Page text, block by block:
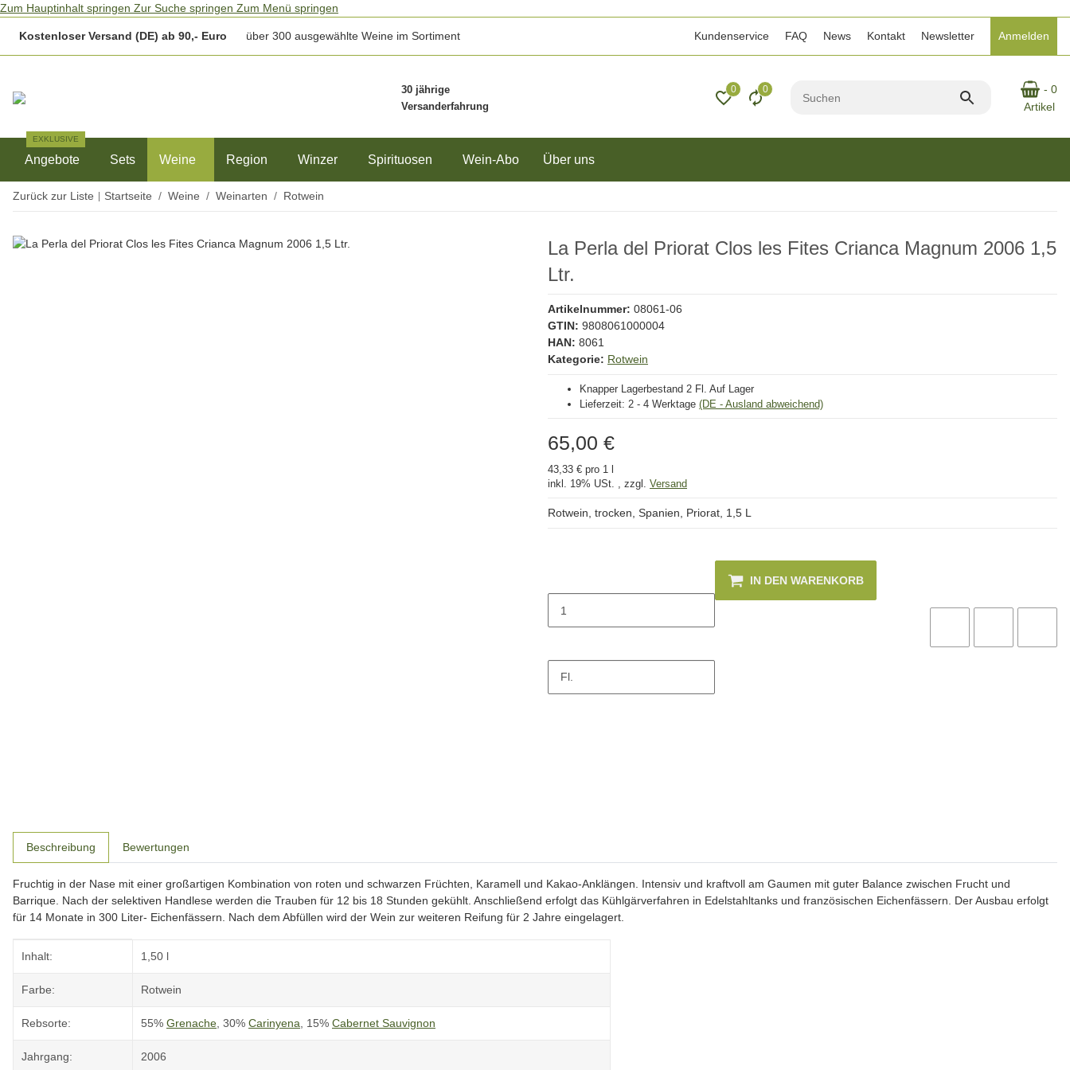
Zum Hauptinhalt springen Zur Suche springen Zum Menü springen
Kostenloser Versand (DE) ab 90,- Euro über 300 ausgewählte Weine im Sortiment Kundenservice FAQ News Kontakt Newsletter Anmelden
30 jährige
Versanderfahrung
0 0
- 0
Artikel
Angebote
EXKLUSIVE
Sets Weine Region Winzer Spirituosen Wein-Abo Über uns
Zurück zur Liste Startseite Weine Weinarten Rotwein
La Perla del Priorat Clos les Fites Crianca Magnum 2006 1,5
Ltr.
Artikelnummer: 08061-06
GTIN: 9808061000004
HAN: 8061
Kategorie: Rotwein
Knapper Lagerbestand 2 Fl. Auf Lager
Lieferzeit: 2 - 4 Werktage (DE - Ausland abweichend)
65,00 €
43,33 € pro 1 l
inkl. 19% USt. , zzgl. Versand
Rotwein, trocken, Spanien, Priorat, 1,5 L
Fl.
IN DEN WARENKORB
Beschreibung Bewertungen
Fruchtig in der Nase mit einer großartigen Kombination von roten und schwarzen Früchten, Karamell und Kakao-Anklängen. Intensiv und kraftvoll am Gaumen mit guter Balance zwischen Frucht und
Barrique. Nach der selektiven Handlese werden die Trauben für 12 bis 18 Stunden gekühlt. Anschließend erfolgt das Kühlgärverfahren in Edelstahltanks und französischen Eichenfässern. Der Ausbau erfolgt
für 14 Monate in 300 Liter- Eichenfässern. Nach dem Abfüllen wird der Wein zur weiteren Reifung für 2 Jahre eingelagert.
Inhalt: 1,50 l
Farbe: Rotwein
Rebsorte: 55% Grenache , 30% Carinyena , 15% Cabernet Sauvignon
Jahrgang: 2006